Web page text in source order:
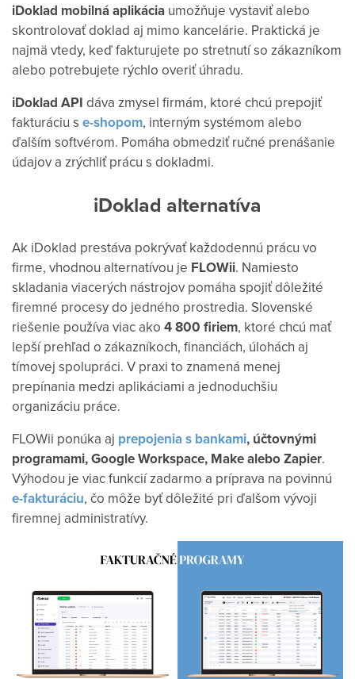
iDoklad mobilná aplikácia umožňuje vystaviť alebo
skontrolovať doklad aj mimo kancelárie. Praktická je
najmä vtedy, keď fakturujete po stretnutí so zákazníkom
alebo potrebujete rýchlo overiť úhradu.
iDoklad API dáva zmysel firmám, ktoré chcú prepojiť
fakturáciu s e-shopom, interným systémom alebo
ďalším softvérom. Pomáha obmedziť ručné prenášanie
údajov a zrýchliť prácu s dokladmi.
iDoklad alternatíva
Ak iDoklad prestáva pokrývať každodennú prácu vo
firme, vhodnou alternatívou je FLOWii. Namiesto
skladania viacerých nástrojov pomáha spojiť dôležité
firemné procesy do jedného prostredia. Slovenské
riešenie používa viac ako 4 800 firiem, ktoré chcú mať
lepší prehľad o zákazníkoch, financiách, úlohách aj
tímovej spolupráci. V praxi to znamená menej
prepínania medzi aplikáciami a jednoduchšiu
organizáciu práce.
FLOWii ponúka aj prepojenia s bankami, účtovnými
programami, Google Workspace, Make alebo Zapier.
Výhodou je viac funkcií zadarmo a príprava na povinnú
e-fakturáciu, čo môže byť dôležité pri ďalšom vývoji
firemnej administratívy.